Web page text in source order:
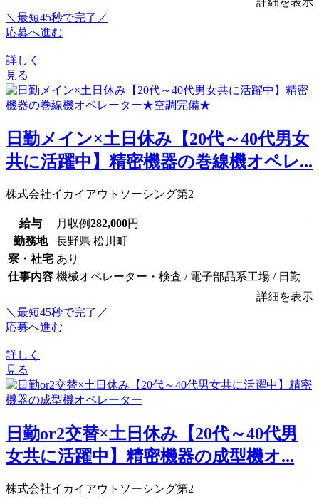
＼最短45秒で完了／
応募へ進む
詳しく
見る
日勤メイン×土日休み【20代～40代男女
共に活躍中】精密機器の巻線機オペレ...
株式会社イカイアウトソーシング第2
給与 月収例282,000円
勤務地
長野県 松川町
寮・社宅 あり
仕事内容 機械オペレーター・検査 / 電子部品系工場 / 日勤
詳細を表示
＼最短45秒で完了／
応募へ進む
詳しく
見る
日勤or2交替×土日休み【20代～40代男
女共に活躍中】精密機器の成型機オ...
株式会社イカイアウトソーシング第2